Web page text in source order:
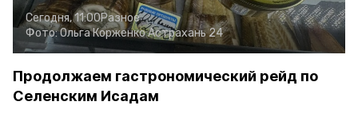
Сегодня, 11:00Разное
Фото:Ольга КорженкоАстрахань 24
Продолжаем гастрономический рейд по
Селенским Исадам